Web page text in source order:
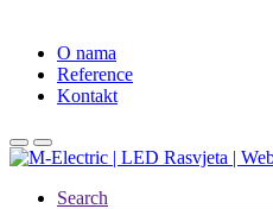
O nama
Reference
Kontakt
Search